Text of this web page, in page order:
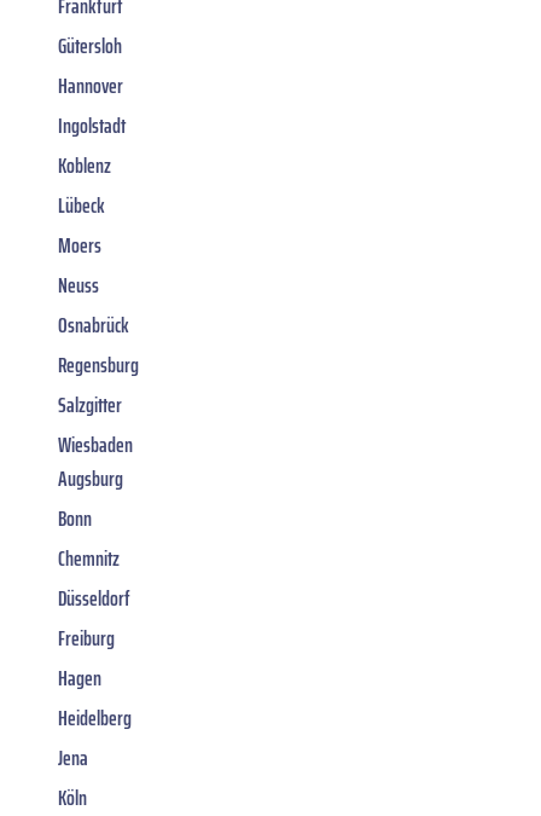
Gütersloh
Hannover
Ingolstadt
Koblenz
Lübeck
Moers
Neuss
Osnabrück
Regensburg
Salzgitter
Wiesbaden
Augsburg
Bonn
Chemnitz
Düsseldorf
Freiburg
Hagen
Heidelberg
Jena
Köln